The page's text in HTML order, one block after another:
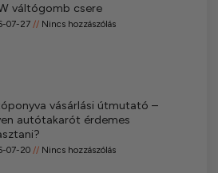
váltógomb csere
07-27 Nincs hozzászólás
vásárlási útmutató –
autótakarót érdemes
07-20 Nincs hozzászólás